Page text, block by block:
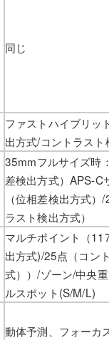
同じ
ファストハイブリッ
出方式/コントラス
35mmフルサイズ時
差検出方式）APS-C
（位相差検出方式
ラスト検出方式）
マルチポイント（
出方式)/25点（コン
式））/ゾーン/中央
ルスポット(S/M/L)
動体予測、フォーカ